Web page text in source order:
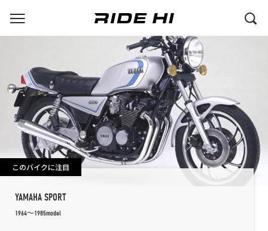
このバイクに注目
YAMAHA SPORT
1964～1985model